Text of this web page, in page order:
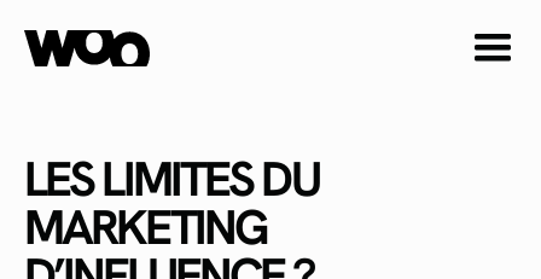
LES LIMITES DU
MARKETING